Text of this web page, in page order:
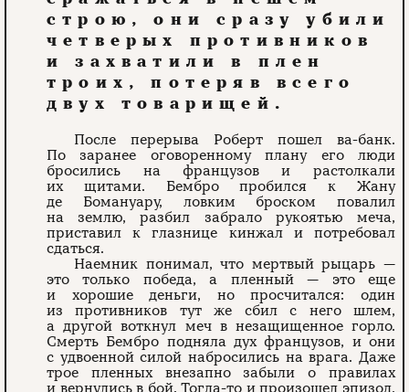
строю, они сразу убили
четверых противников
и захватили в плен
троих, потеряв всего
двух товарищей.
После перерыва Роберт пошел ва-банк.
По заранее оговоренному плану его люди
бросились на французов и растолкали
их щитами. Бембро пробился к Жану
де Бомануару, ловким броском повалил
на землю, разбил забрало рукоятью меча,
приставил к глазнице кинжал и потребовал
сдаться.
Наемник понимал, что мертвый рыцарь —
это только победа, а пленный — это еще
и хорошие деньги, но просчитался: один
из противников тут же сбил с него шлем,
а другой воткнул меч в незащищенное горло.
Смерть Бембро подняла дух французов, и они
с удвоенной силой набросились на врага. Даже
трое пленных внезапно забыли о правилах
и вернулись в бой. Тогда-то и произошел эпизод,